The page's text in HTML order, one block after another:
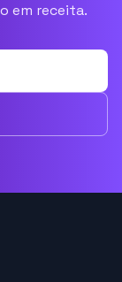
em receita.